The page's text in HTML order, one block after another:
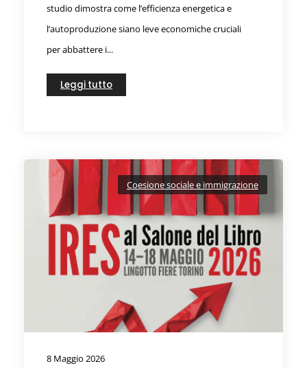
studio dimostra come l’efficienza energetica e
l’autoproduzione siano leve economiche cruciali
per abbattere i...
Leggi tutto
Coesione sociale e immigrazione
8 Maggio 2026